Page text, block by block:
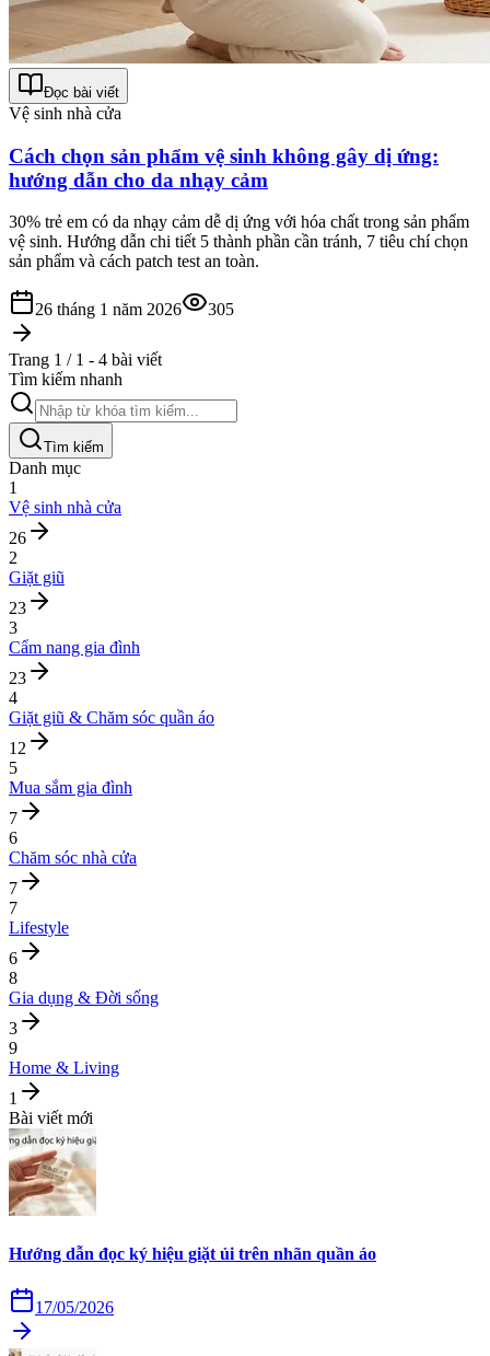
Đọc bài viết
Vệ sinh nhà cửa
Cách chọn sản phẩm vệ sinh không gây dị ứng:
hướng dẫn cho da nhạy cảm
30% trẻ em có da nhạy cảm dễ dị ứng với hóa chất trong sản phẩm
vệ sinh. Hướng dẫn chi tiết 5 thành phần cần tránh, 7 tiêu chí chọn
sản phẩm và cách patch test an toàn.
26 tháng 1 năm 2026 305
Trang 1 / 1 - 4 bài viết
Tìm kiếm nhanh
Tìm kiếm
Danh mục
1
Vệ sinh nhà cửa
26
2
Giặt giũ
23
3
Cẩm nang gia đình
23
4
Giặt giũ & Chăm sóc quần áo
12
5
Mua sắm gia đình
7
6
Chăm sóc nhà cửa
7
7
Lifestyle
6
8
Gia dụng & Đời sống
3
9
Home & Living
1
Bài viết mới
Hướng dẫn đọc ký hiệu giặt ủi trên nhãn quần áo
17/05/2026